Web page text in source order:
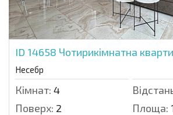
ID 14658 Чотирикімнатна
Несебр
Кімнат: 4
Поверх: 2 Площа: